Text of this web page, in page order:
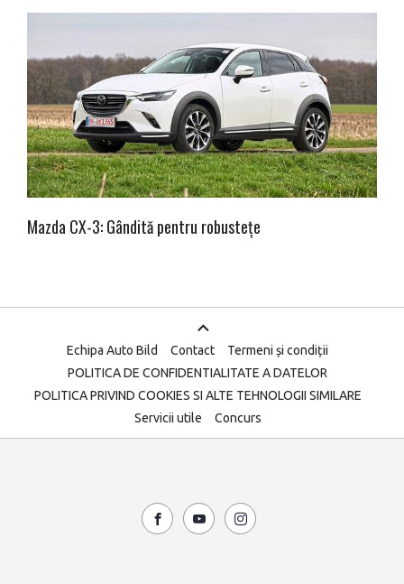
Mazda CX-3: Gândită pentru robustețe
Echipa Auto Bild Contact
Termeni și condiții
POLITICA DE CONFIDENTIALITATE A DATELOR
POLITICA PRIVIND COOKIES SI ALTE TEHNOLOGII SIMILARE
Servicii utile
Concurs